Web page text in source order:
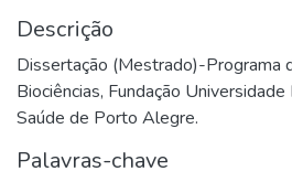
Descrição
Dissertação (Mestrado)-Programa
Biociências, Fundação
Saúde de Porto Alegre.
Palavras-chave